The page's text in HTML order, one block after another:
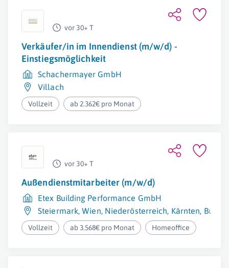
vor 30+ T
Verkäufer/in im Innendienst (m/w/d) -
Einstiegsmöglichkeit
Schachermayer GmbH
Villach
Vollzeit ab 2.362€ pro Monat
vor 30+ T
Außendienstmitarbeiter (m/w/d)
Etex Building Performance GmbH
Steiermark,Wien, Niederösterreich, Kärnten,
Vollzeit ab 3.568€ pro Monat Homeoffice